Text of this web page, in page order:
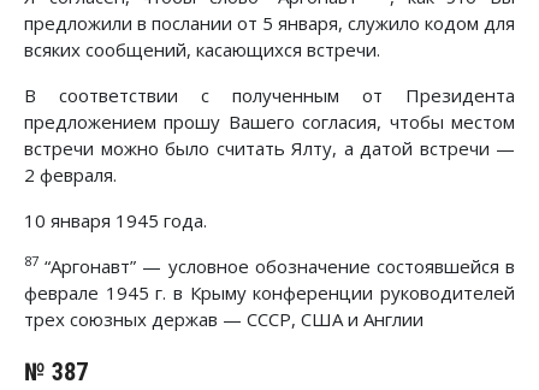
предложили в послании от 5 января, служило кодом для
всяких сообщений, касающихся встречи.
В соответствии с полученным от Президента
предложением прошу Вашего согласия, чтобы местом
встречи можно было считать Ялту, а датой встречи —
2 февраля.
10 января 1945 года.
87 “Аргонавт” — условное обозначение состоявшейся в
феврале 1945 г. в Крыму конференции руководителей
трех союзных держав — СССР, США и Англии
№ 387